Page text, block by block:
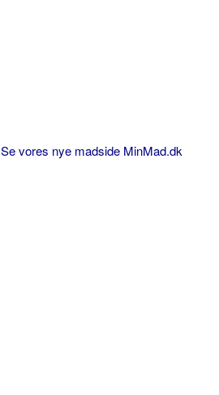
Se vores nye madside MinMad.dk